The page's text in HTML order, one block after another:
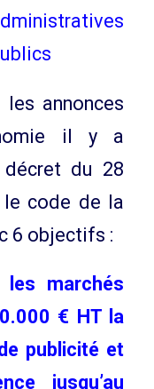
les annonces
il y a
décret du 28
le code de la
6 objectifs :
les marchés
€ HT la
publicité et
jusqu’au